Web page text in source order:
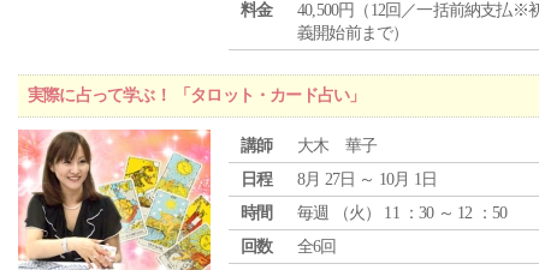
料金
40,500円（12回／一括前納支払※
義開始前まで）
実際に占って学ぶ！ 「タロット・カード占い」
講師
大木 華子
日程
8月 27日 ～ 10月 1日
時間
毎週 （火 ） 11 ：30 ～ 12 ：50
回数
全6回